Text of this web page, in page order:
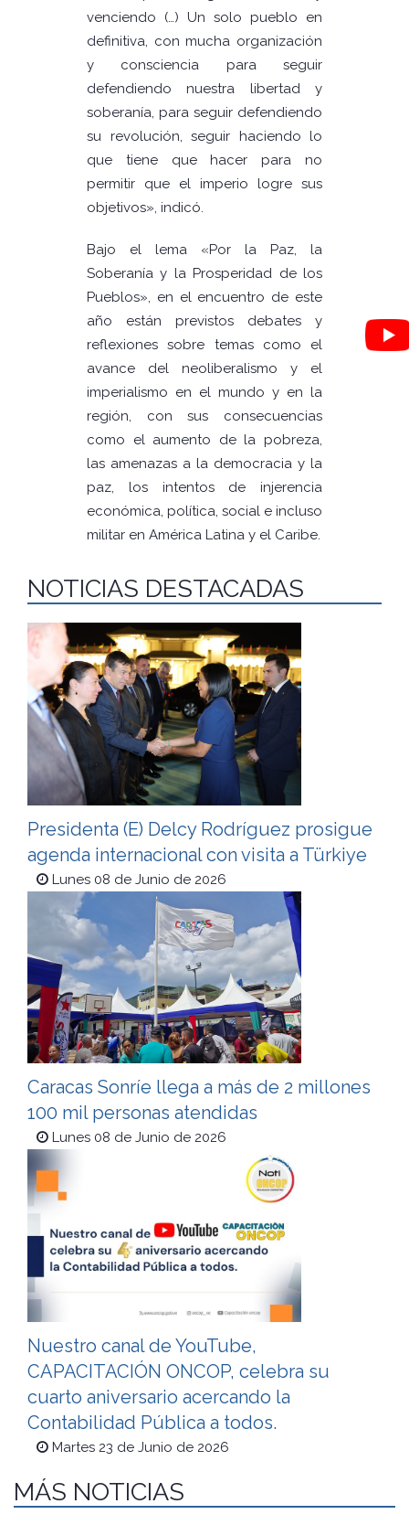
venciendo (…) Un solo pueblo en
definitiva, con mucha organización
y consciencia para seguir
defendiendo nuestra libertad y
soberanía, para seguir defendiendo
su revolución, seguir haciendo lo
que tiene que hacer para no
permitir que el imperio logre sus
objetivos», indicó.
Bajo el lema «Por la Paz, la
Soberanía y la Prosperidad de los
Pueblos», en el encuentro de este
año están previstos debates y
reflexiones sobre temas como el
avance del neoliberalismo y el
imperialismo en el mundo y en la
región, con sus consecuencias
como el aumento de la pobreza,
las amenazas a la democracia y la
paz, los intentos de injerencia
económica, política, social e incluso
militar en América Latina y el Caribe.
NOTICIAS DESTACADAS
Presidenta (E) Delcy Rodríguez prosigue
agenda internacional con visita a Türkiye
Lunes 08 de Junio de 2026
Caracas Sonríe llega a más de 2 millones
100 mil personas atendidas
Lunes 08 de Junio de 2026
Nuestro canal de YouTube,
CAPACITACIÓN ONCOP, celebra su
cuarto aniversario acercando la
Contabilidad Pública a todos.
Martes 23 de Junio de 2026
MÁS NOTICIAS